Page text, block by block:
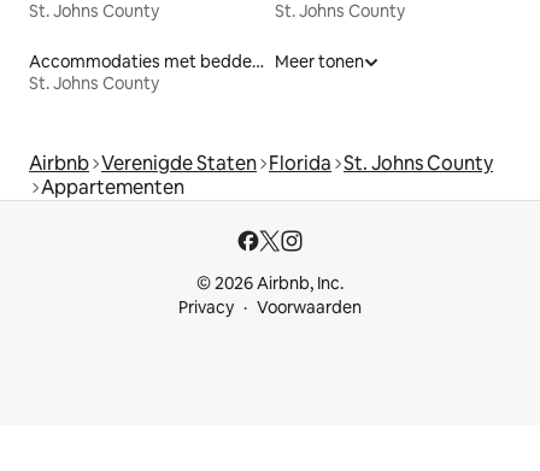
St. Johns County St. Johns County
Accommodaties met bedden op toegankelijke hoogte
St. Johns County
Meer tonen
Airbnb Verenigde Staten Florida St. Johns County
Appartementen
© 2026 Airbnb, Inc.
Privacy
Voorwaarden